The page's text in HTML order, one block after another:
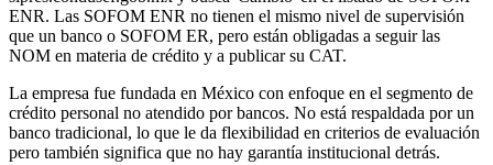
ENR. Las SOFOM ENR no tienen el mismo nivel de supervisión
que un banco o SOFOM ER, pero están obligadas a seguir las
NOM en materia de crédito y a publicar su CAT.
La empresa fue fundada en México con enfoque en el segmento de
crédito personal no atendido por bancos. No está respaldada por un
banco tradicional, lo que le da flexibilidad en criterios de evaluación
pero también significa que no hay garantía institucional detrás.